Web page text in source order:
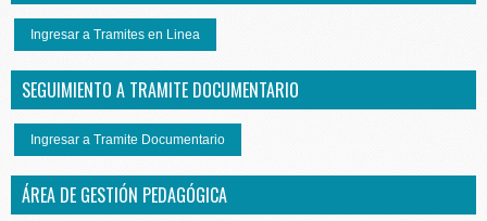
Ingresar a Tramites en Linea
SEGUIMIENTO A TRAMITE DOCUMENTARIO
Ingresar a Tramite Documentario
ÁREA DE GESTIÓN PEDAGÓGICA